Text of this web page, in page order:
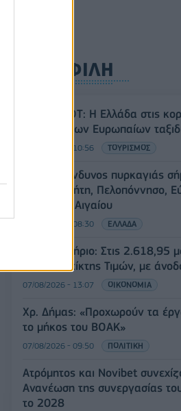
ΔΗΜΟΦΙΛΗ
Έρευνα ΕΟΤ: Η Ελλάδα στις
επιλογές των Ευρωπαίων
07/08/2026 - 10:56 ΤΟΥΡΙΣΜΟΣ
Υψηλός κίνδυνος πυρκαγιάς
Αττική, Κρήτη, Πελοπόννησο,
νησιά του Αιγαίου
07/08/2026 - 08:30 ΕΛΛΑΔΑ
Χρηματιστήριο: Στις 2.618,95
Γενικός Δείκτης Τιμών, με
07/08/2026 - 13:07 ΟΙΚΟΝΟΜΙΑ
Χρ. Δήμας: «Προχωρούν τα
το μήκος του ΒΟΑΚ»
07/08/2026 - 09:50 ΠΟΛΙΤΙΚΗ
Ατρόμητος και Novibet
Ανανέωση της συνεργασίας
το 2028